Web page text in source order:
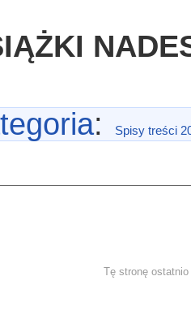
: Spisy treści
Tę stronę